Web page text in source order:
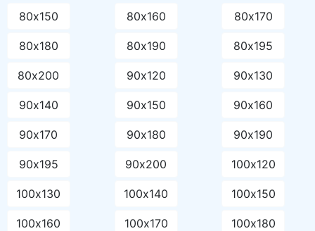
80х150 80х160 80х170
80х180 80х190 80х195
80х200 90х120 90х130
90х140 90х150 90х160
90х170 90х180 90х190
90х195 90х200 100х120
100х130 100х140 100х150
100х160 100х170 100х180